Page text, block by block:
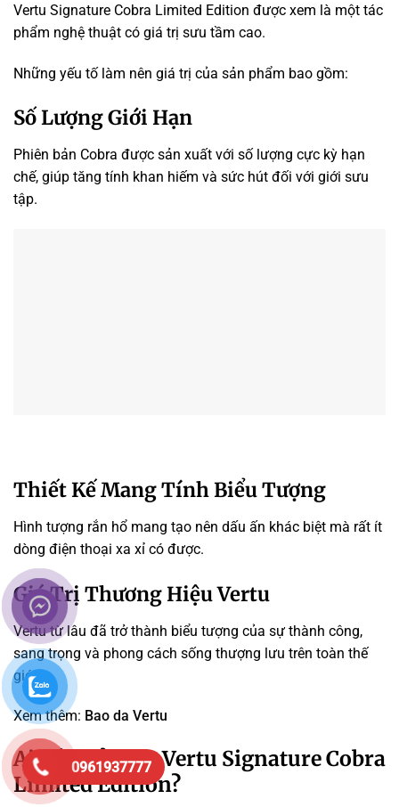
Vertu Signature Cobra Limited Edition được xem là một tác
phẩm nghệ thuật có giá trị sưu tầm cao.
Những yếu tố làm nên giá trị của sản phẩm bao gồm:
Số Lượng Giới Hạn
Phiên bản Cobra được sản xuất với số lượng cực kỳ hạn
chế, giúp tăng tính khan hiếm và sức hút đối với giới sưu
tập.
Thiết Kế Mang Tính Biểu Tượng
Hình tượng rắn hổ mang tạo nên dấu ấn khác biệt mà rất ít
dòng điện thoại xa xỉ có được.
Giá Trị Thương Hiệu Vertu
Vertu từ lâu đã trở thành biểu tượng của sự thành công,
sang trọng và phong cách sống thượng lưu trên toàn thế
giới.
Xem thêm: Bao da Vertu
Ai Nên Sở Hữu Vertu Signature Cobra
Limited Edition?
0961937777